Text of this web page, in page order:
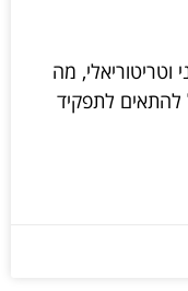
וטריטוריאלי, מה
לתפקיד